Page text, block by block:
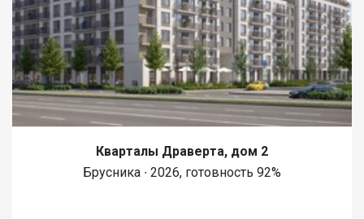
Кварталы Драверта, дом 2
Брусника ∙ 2026, готовность 92%